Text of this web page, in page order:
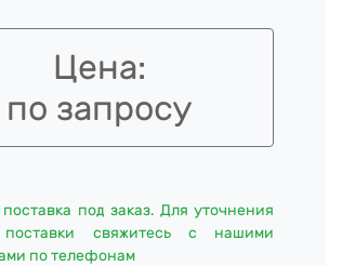
Цена:
по запросу
под заказ. Для уточнения
свяжитесь с нашими
по телефонам